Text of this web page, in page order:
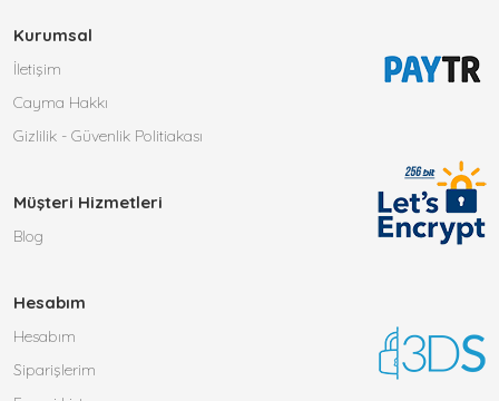
Kurumsal
İletişim
Cayma Hakkı
Gizlilik - Güvenlik Politiakası
Müşteri Hizmetleri
Blog
Hesabım
Hesabım
Siparişlerim